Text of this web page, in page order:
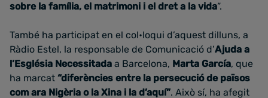
sobre la família, el matrimoni i el dret a la vida”.
També ha participat en el col•loqui d’aquest dilluns, a
Ràdio Estel, la responsable de Comunicació d’Ajuda a
l’Església Necessitada a Barcelona, Marta García, que
ha marcat “diferències entre la persecució de països
com ara Nigèria o la Xina i la d’aquí”. Això sí, ha afegit